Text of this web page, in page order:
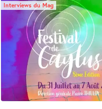
Interviews du Mag